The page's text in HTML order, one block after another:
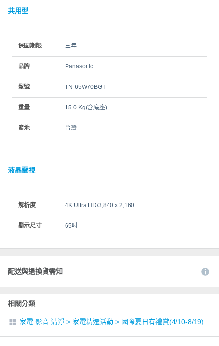
共用型
保固期限 三年
品牌 Panasonic
型號 TN-65W70BGT
重量 15.0 Kg(含底座)
產地 台灣
液晶電視
解析度 4K Ultra HD/3,840 x 2,160
顯示尺寸 65吋
配送與退換貨需知
相關分類
家電 影音 清淨 > 家電精選活動 > 國際夏日有禮賞(4/10-8/19)